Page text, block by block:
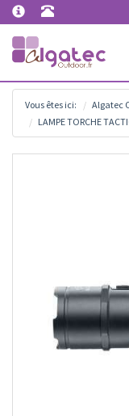
Vous êtes ici: Algatec
LAMPE TORCHE